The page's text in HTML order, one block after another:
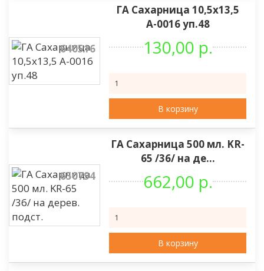
640516
ГА Сахарница 10,5х13,5
А-0016 уп.48
130,00 р.
В корзину
650794
ГА Сахарница 500 мл. KR-
65 /36/ на де...
662,00 р.
В корзину